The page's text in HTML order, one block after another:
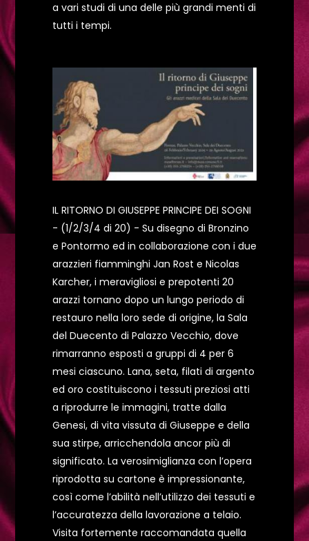
a vari studi di una delle più grandi menti di
tutti i tempi.
IL RITORNO DI GIUSEPPE PRINCIPE DEI SOGNI
- (1/2/3/4 di 20) - Su disegno di Bronzino
e Pontormo ed in collaborazione con i due
arazzieri fiamminghi Jan Rost e Nicolas
Karcher, i meravigliosi e prepotenti 20
arazzi tornano dopo un lungo periodo di
restauro nella loro sede di origine, la Sala
del Duecento di Palazzo Vecchio, dove
rimarranno esposti a gruppi di 4 per 6
mesi ciascuno. Lana, seta, filati di argento
ed oro costituiscono i tessuti preziosi atti
a riprodurre le immagini, tratte dalla
Genesi, di vita vissuta di Giuseppe e della
sua stirpe, arricchendola ancor più di
significato. La verosimiglianza con l’opera
riprodotta su cartone è impressionante,
così come l’abilità nell’utilizzo dei tessuti e
l’accuratezza della lavorazione a telaio.
Visita fortemente raccomandata quella